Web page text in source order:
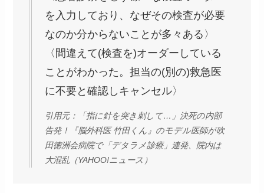
を入力しており、なぜその検査が必要
なのか分からないことが多々ある〉
〈間違えて(検査を)オーダーしている
ことがわかった。担当の(別の)救急医
に不要と確認しキャンセル〉
引用元：「指に針を突き刺して…」決死の内部
告発！『脳外科医 竹田くん』のモデル医師が吹
田徳洲会病院で「デタラメ診療」連発、院内は
大混乱（YAHOO!ニュース）